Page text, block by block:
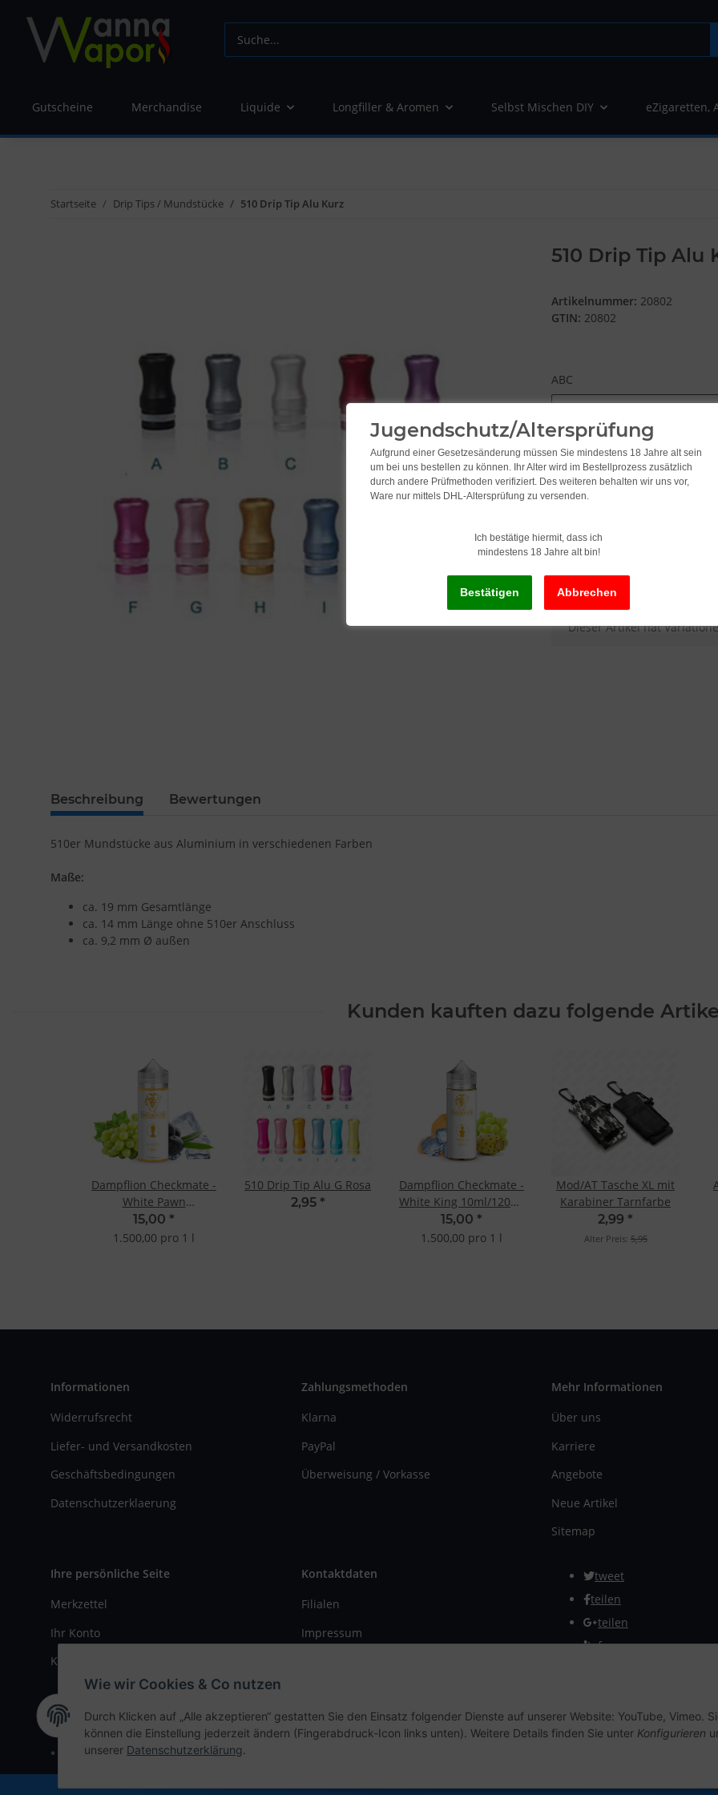
Gutscheine Merchandise Liquide Longfiller & Aromen Selbst Mischen DIY eZigaretten,
Startseite Drip Tips / Mundstücke 510 Drip Tip Alu Kurz
510 Drip Tip Alu
Artikelnummer: 20802
GTIN: 20802
ABC
2,95
x
Dieser Artikel hat
Beschreibung Bewertungen
510er Mundstücke aus Aluminium in verschiedenen Farben
Maße:
ca. 19 mm Gesamtlänge
ca. 14 mm Länge ohne 510er Anschluss
ca. 9,2 mm Ø außen
Kunden kauften dazu folgende
Dampflion Checkmate -
White Pawn
10ml/120ml Longfill
Aroma
15,00 *
1.500,00 pro 1 l
510 Drip Tip Alu G Rosa
2,95 *
Dampflion Checkmate -
White King 10ml/120ml
Longfill-Aroma
15,00 *
1.500,00 pro 1 l
Mod/AT Tasche XL mit
Karabiner Tarnfarbe
2,99 *
Alter Preis: 5,95
Informationen
Widerrufsrecht
Liefer- und Versandkosten
Geschäftsbedingungen
Datenschutzerklaerung
Zahlungsmethoden
Klarna
PayPal
Überweisung / Vorkasse
Mehr Informationen
Über uns
Karriere
Angebote
Neue Artikel
Sitemap
Ihre persönliche Seite
Merkzettel
Ihr Konto
Kasse
Kontaktdaten
Filialen
Impressum
tweet
teilen
teilen
Info
Vertrag widerrufen
* Alle Preise inkl. gesetzlicher USt., zzgl.Versand
Jugendschutz/Altersprüfung
Aufgrund einer Gesetzesänderung müssen Sie mindestens 18 Jahre alt sein
um bei uns bestellen zu können. Ihr Alter wird im Bestellprozess zusätzlich
durch andere Prüfmethoden verifiziert. Des weiteren behalten wir uns vor,
Ware nur mittels DHL-Altersprüfung zu versenden.
Ich bestätige hiermit, dass ich
mindestens 18 Jahre alt bin!
Wie wir Cookies & Co nutzen
Durch Klicken auf „Alle akzeptieren“ gestatten Sie den Einsatz folgender Dienste auf unserer Website: YouTube, Vimeo.
können die Einstellung jederzeit ändern (Fingerabdruck-Icon links unten). Weitere Details finden Sie unter Konfigurieren
unserer Datenschutzerklärung.